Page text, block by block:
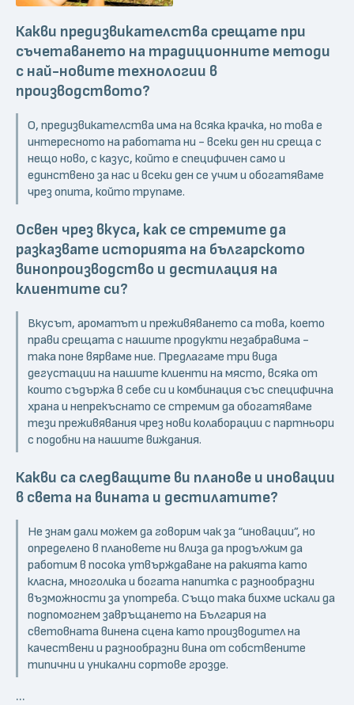
Какви предизвикателства срещате при
съчетаването на традиционните методи
с най-новите технологии в
производството?
О, предизвикателства има на всяка крачка, но това е
интересното на работата ни - всеки ден ни среща с
нещо ново, с казус, който е специфичен само и
единствено за нас и всеки ден се учим и обогатяваме
чрез опита, който трупаме.
Освен чрез вкуса, как се стремите да
разказвате историята на българското
винопроизводство и дестилация на
клиентите си?
Вкусът, ароматът и преживяването са това, което
прави срещата с нашите продукти незабравима -
така поне вярваме ние. Предлагаме три вида
дегустации на нашите клиенти на място, всяка от
които съдържа в себе си и комбинация със специфична
храна и непрекъснато се стремим да обогатяваме
тези преживявания чрез нови колаборации с партньори
с подобни на нашите виждания.
Какви са следващите ви планове и иновации
в света на вината и дестилатите?
Не знам дали можем да говорим чак за “иновации”, но
определено в плановете ни влиза да продължим да
работим в посока утвърждаване на ракията като
класна, многолика и богата напитка с разнообразни
възможности за употреба. Също така бихме искали да
подпомогнем завръщането на България на
световната винена сцена като производител на
качествени и разнообразни вина от собствените
типични и уникални сортове грозде.
...